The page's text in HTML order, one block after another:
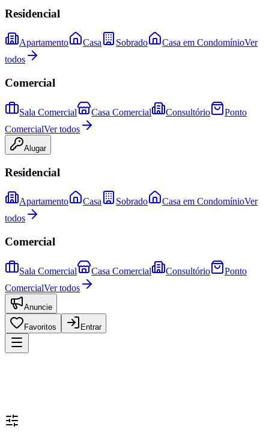
Residencial
Apartamento Casa Sobrado Casa em CondomínioVer
todos
Comercial
Sala Comercial Casa Comercial Consultório
Ponto
ComercialVer todos
Alugar
Residencial
Apartamento Casa Sobrado Casa em CondomínioVer
todos
Comercial
Sala Comercial Casa Comercial Consultório
Ponto
ComercialVer todos
Anuncie
Favoritos Entrar